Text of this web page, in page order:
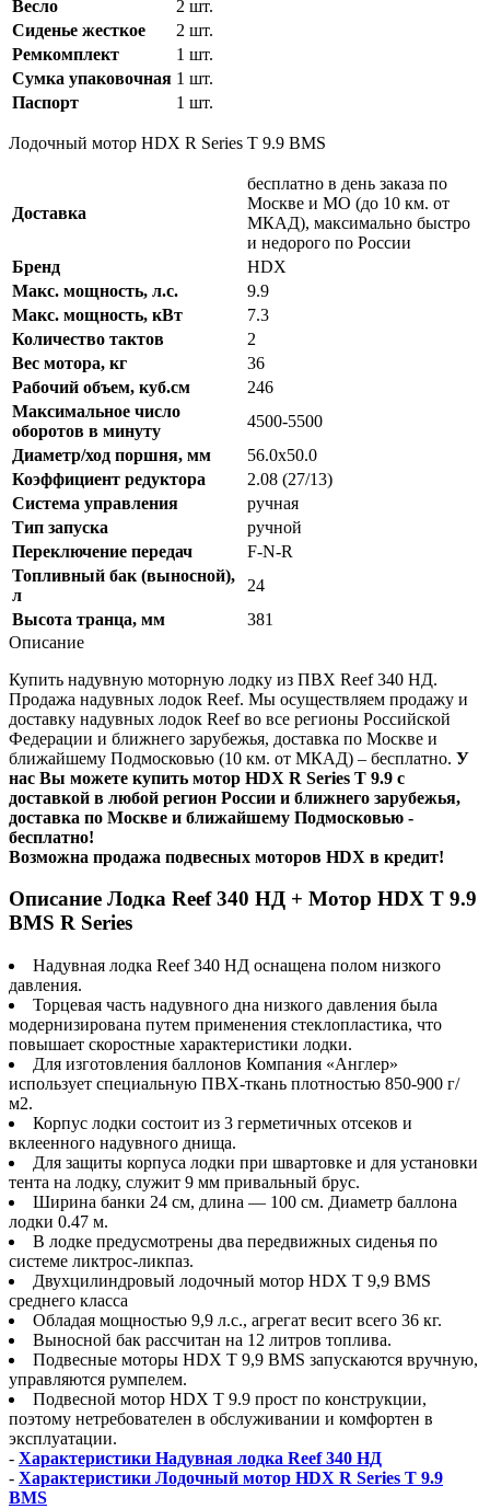
Весло
2 шт.
Сиденье жесткое
2 шт.
Ремкомплект
1 шт.
Сумка упаковочная 1 шт.
Паспорт
1 шт.
Лодочный мотор HDX R Series T 9.9 BMS
Доставка
бесплатно в день заказа по
Москве и МО (до 10 км. от
МКАД), максимально быстро
и недорого по России
Бренд
HDX
Макс. мощность, л.с.
9.9
Макс. мощность, кВт
7.3
Количество тактов
2
Вес мотора, кг
36
Рабочий объем, куб.см
246
Максимальное число
оборотов в минуту
4500-5500
Диаметр/ход поршня, мм
56.0x50.0
Коэффициент редуктора
2.08 (27/13)
Система управления
ручная
Тип запуска
ручной
Переключение передач
F-N-R
Топливный бак (выносной),
л
24
Высота транца, мм
381
Описание
Купить надувную моторную лодку из ПВХ Reef 340 НД.
Продажа надувных лодок Reef. Мы осуществляем продажу и
доставку надувных лодок Reef во все регионы Российской
Федерации и ближнего зарубежья, доставка по Москве и
ближайшему Подмосковью (10 км. от МКАД) – бесплатно. У
нас Вы можете купить мотор HDX R Series T 9.9 с
доставкой в любой регион России и ближнего зарубежья,
доставка по Москве и ближайшему Подмосковью -
бесплатно!
Возможна продажа подвесных моторов HDX в кредит!
Описание Лодка Reef 340 НД + Мотор HDX T 9.9
BMS R Series
Надувная лодка Reef 340 НД оснащена полом низкого
давления.
Торцевая часть надувного дна низкого давления была
модернизирована путем применения стеклопластика, что
повышает скоростные характеристики лодки.
Для изготовления баллонов Компания «Англер»
использует специальную ПВХ-ткань плотностью 850-900 г/
м2.
Корпус лодки состоит из 3 герметичных отсеков и
вклеенного надувного днища.
Для защиты корпуса лодки при швартовке и для установки
тента на лодку, служит 9 мм привальный брус.
Ширина банки 24 см, длина — 100 см. Диаметр баллона
лодки 0.47 м.
В лодке предусмотрены два передвижных сиденья по
системе ликтрос-ликпаз.
Двухцилиндровый лодочный мотор HDX T 9,9 BMS
среднего класса
Обладая мощностью 9,9 л.с., агрегат весит всего 36 кг.
Выносной бак рассчитан на 12 литров топлива.
Подвесные моторы HDX T 9,9 BMS запускаются вручную,
управляются румпелем.
Подвесной мотор HDX T 9.9 прост по конструкции,
поэтому нетребователен в обслуживании и комфортен в
эксплуатации.
- Характеристики Надувная лодка Reef 340 НД
- Характеристики Лодочный мотор HDX R Series T 9.9
BMS